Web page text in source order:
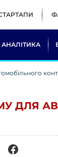
АНАЛІТИКА
ДЛЯ